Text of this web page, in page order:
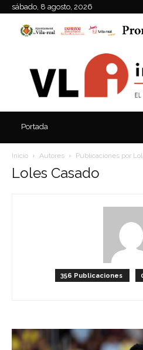
sábado, 8 agosto, 2026
Portada
Inicio Autores Publicaciones por
Loles Casado
356 Publicaciones